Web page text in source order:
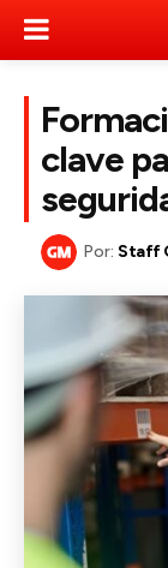
clave
Por: Staff